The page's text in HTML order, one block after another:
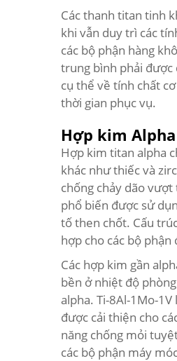
Các thanh titan tinh
khi vẫn duy trì các
các bộ phận hàng
trung bình phải được
cụ thể về tính chất
thời gian phục vụ.
Hợp kim
Hợp kim titan alpha
khác như thiếc và
chống chảy dão
phổ biến được sử
tố then chốt. Cấu
hợp cho các bộ
Các hợp kim gần
bền ở nhiệt độ
alpha. Ti-8Al-1Mo-
được cải thiện cho
năng chống mỏi
các bộ phận máy